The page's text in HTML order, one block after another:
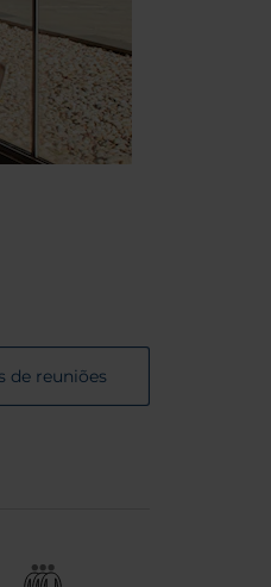
de reuniões